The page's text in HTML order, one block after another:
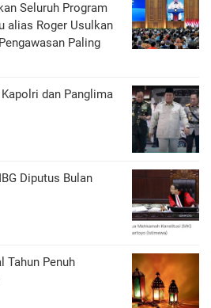
Seluruh Program
alias Roger Usulkan
Paling
dan Panglima
Diputus Bulan
Tahun Penuh